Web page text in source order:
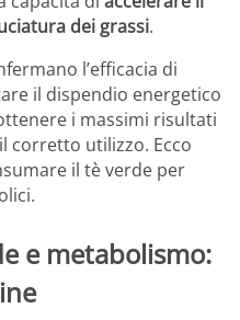
dei grassi.
l’efficacia di
il dispendio energetico
i massimi risultati
corretto utilizzo. Ecco
il tè verde per
e metabolismo: